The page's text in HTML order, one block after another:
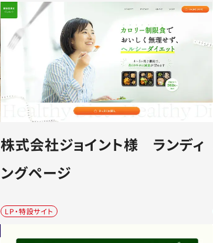
株式会社ジョイント様 ランディ
ングページ
LP・特設サイト